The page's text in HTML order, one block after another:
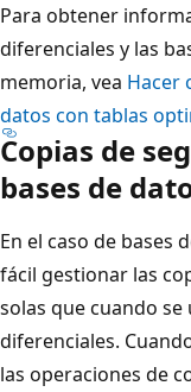
Para obtener
diferenciales y las
memoria, vea Hacer
datos con tablas
Copias de
bases de
En el caso de bases
fácil gestionar las
solas que cuando
diferenciales.
las operaciones de